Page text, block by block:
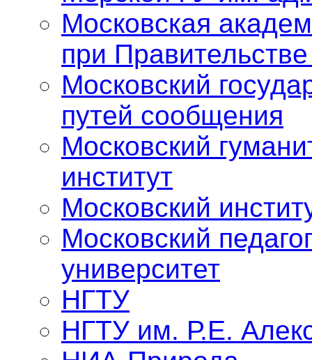
Московская
при
Московский
путей сообщения
Московский
институт
Московский
Московский
университет
НГТУ
НГТУ им. Р.Е.